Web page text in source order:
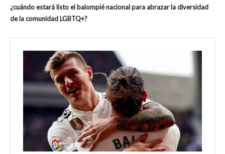
¿cuándo estará listo el balompié nacional para abrazar la diversidad
de la comunidad LGBTQ+?